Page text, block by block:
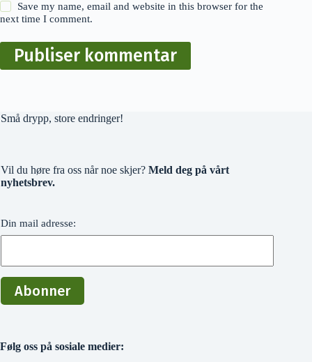
Save my name, email and website in this browser for the
next time I comment.
Publiser kommentar
Små drypp, store endringer!
Vil du høre fra oss når noe skjer? Meld deg på vårt
nyhetsbrev.
Din mail adresse:
Følg oss på sosiale medier: